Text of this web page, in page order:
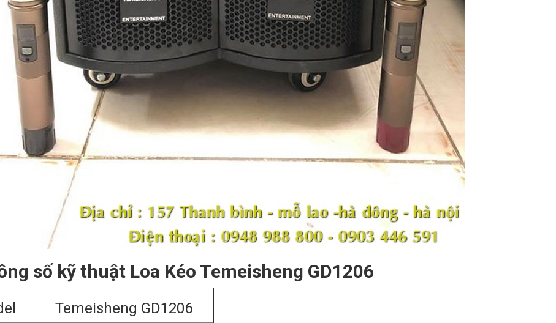
số kỹ thuật Loa Kéo Temeisheng GD1206
Temeisheng GD1206